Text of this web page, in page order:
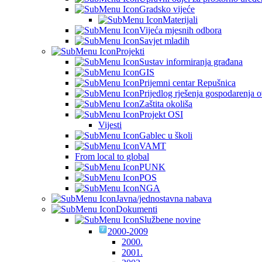
Gradsko vijeće
Materijali
Vijeća mjesnih odbora
Savjet mladih
Projekti
Sustav informiranja građana
GIS
Prijemni centar Repušnica
Prijedlog rješenja gospodarenja
Zaštita okoliša
Projekt OSI
Vijesti
Gablec u školi
VAMT
From local to global
PUNK
POS
NGA
Javna/jednostavna nabava
Dokumenti
Službene novine
2000-2009
2000.
2001.